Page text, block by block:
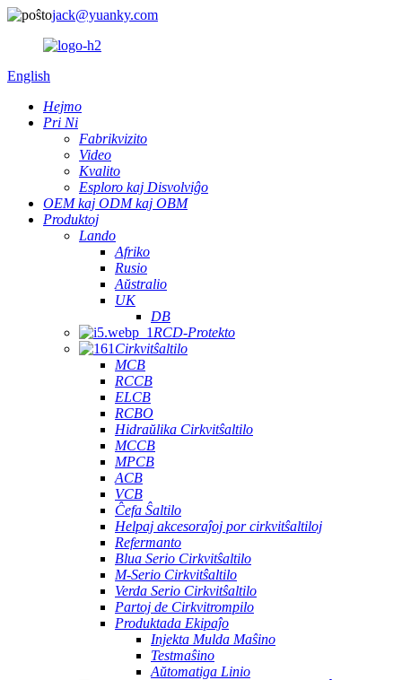
jack@yuanky.com
English
Hejmo
Pri Ni
Fabrikvizito
Video
Kvalito
Esploro kaj Disvolviĝo
OEM kaj ODM kaj OBM
Produktoj
Lando
Afriko
Rusio
Aŭstralio
UK
DB
RCD-Protekto
Cirkvitŝaltilo
MCB
RCCB
ELCB
RCBO
Hidraŭlika Cirkvitŝaltilo
MCCB
MPCB
ACB
VCB
Ĉefa Ŝaltilo
Helpaj akcesoraĵoj por cirkvitŝaltiloj
Refermanto
Blua Serio Cirkvitŝaltilo
M-Serio Cirkvitŝaltilo
Verda Serio Cirkvitŝaltilo
Partoj de Cirkvitrompilo
Produktada Ekipaĵo
Injekta Mulda Maŝino
Testmaŝino
Aŭtomatiga Linio